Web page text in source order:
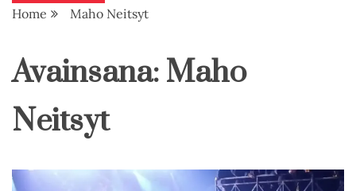
Home
Maho Neitsyt
Avainsana: Maho
Neitsyt